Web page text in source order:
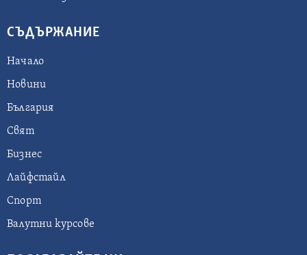
СЪДЪРЖАНИЕ
Начало
Новини
България
Свят
Бизнес
Лайфстайл
Спорт
Валутни курсове